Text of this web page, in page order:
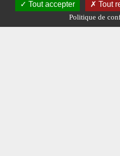
Tout accepter Tout
Politique de